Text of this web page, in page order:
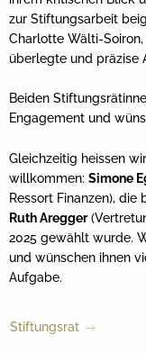
zur Stiftungsarbeit
Charlotte Wälti-
überlegte und präzise
Beiden
Engagement und
Gleichzeitig heissen
willkommen: Simone
Ressort Finanzen),
Ruth Aregger
2025 gewählt wurde.
und wünschen ihnen
Aufgabe.
Stiftungsrat